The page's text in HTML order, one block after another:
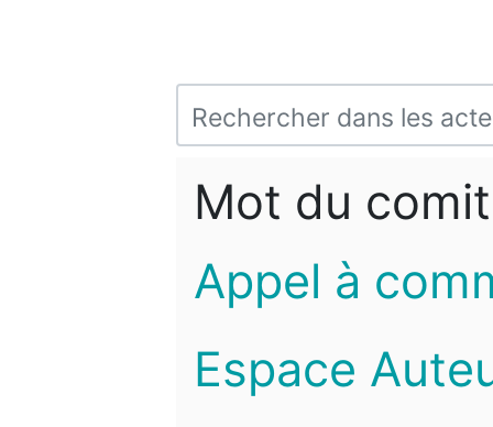
Mot du
Appel à
Espace